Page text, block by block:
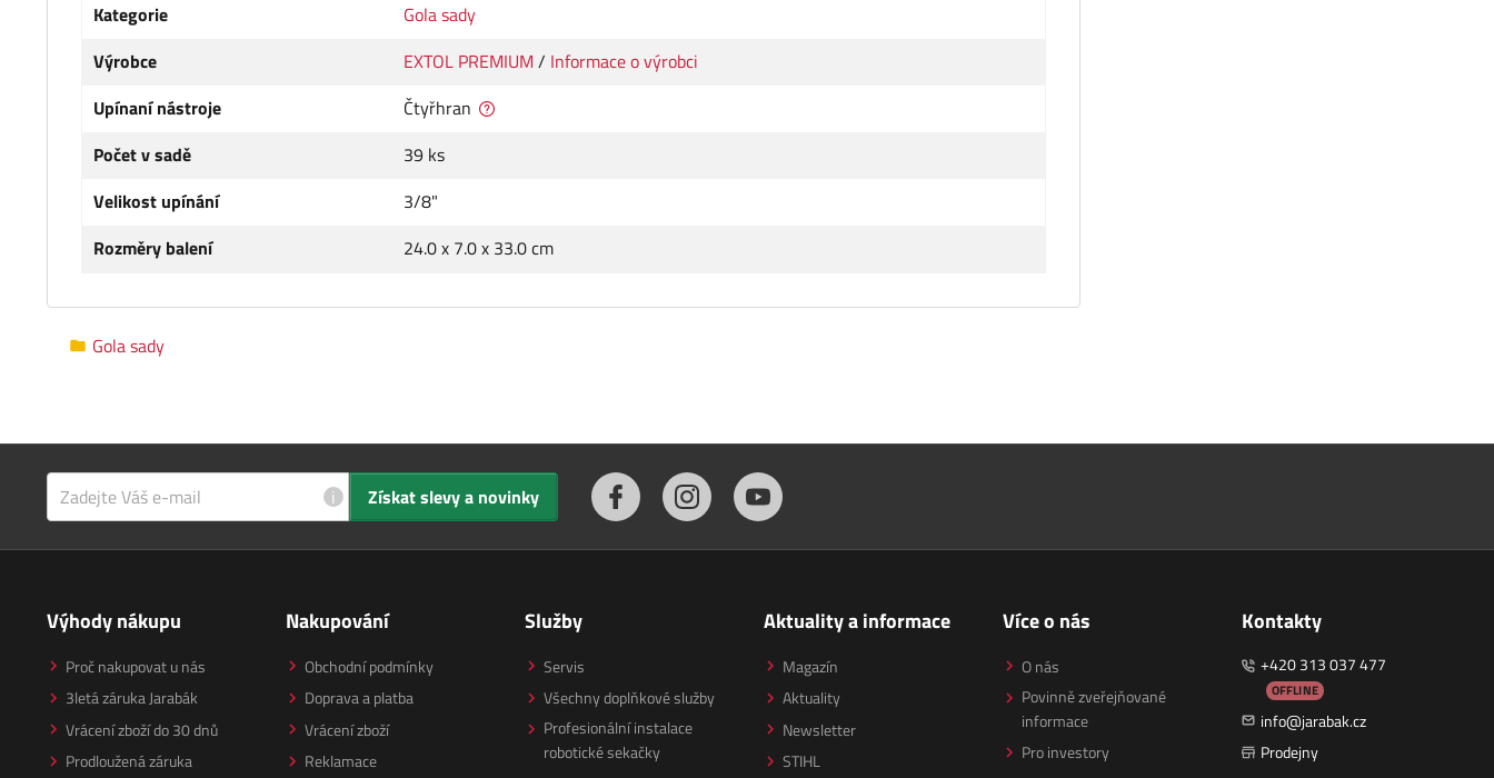
Kategorie
Gola sady
Výrobce
EXTOL PREMIUM / Informace o výrobci
Upínaní nástroje
Čtyřhran
Počet v sadě
39 ks
Velikost upínání
3/8"
Rozměry balení
24.0 x 7.0 x 33.0 cm
Gola sady
i Získat slevy a novinky
Výhody nákupu
Proč nakupovat u nás
3letá záruka Jarabák
Vrácení zboží do 30 dnů
Prodloužená záruka
Nakupování
Obchodní podmínky
Doprava a platba
Vrácení zboží
Reklamace
Služby
Servis
Všechny doplňkové služby
Profesionální instalace
robotické sekačky
Aktuality a informace
Magazín
Aktuality
Newsletter
STIHL
Více o nás
O nás
Povinně zveřejňované
informace
Pro investory
Kontakty
+420 313 037 477
OFFLINE
info@jarabak.cz
Prodejny